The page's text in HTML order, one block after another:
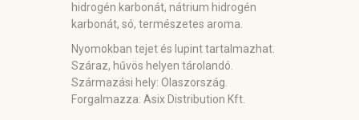
hidrogén karbonát, nátrium hidrogén
karbonát, só, természetes aroma.
Nyomokban tejet és lupint tartalmazhat.
Száraz, hűvös helyen tárolandó.
Származási hely: Olaszország.
Forgalmazza: Asix Distribution Kft.